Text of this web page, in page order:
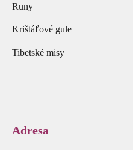
Runy
Krištáľové gule
Tibetské misy
Adresa